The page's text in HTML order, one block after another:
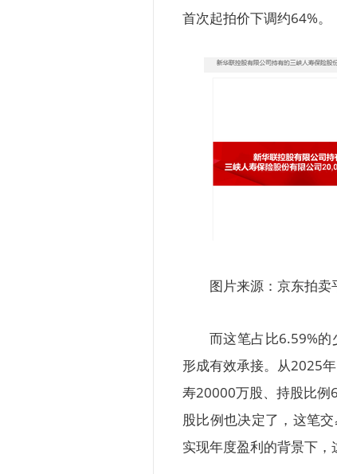
首次起拍价下调约64%。
图片来源：京东拍卖
而这笔占比6.59%
形成有效承接。从2025
寿20000万股、持股比例
股比例也决定了，这笔
实现年度盈利的背景下，